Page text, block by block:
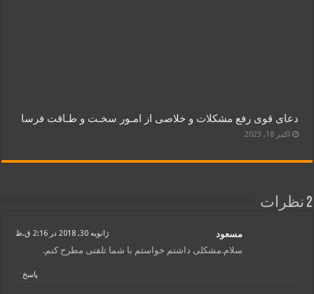
دعای قوی رفع مشکلات و خلاصی از امـور سخـت و طـاقت فرسا
اکتبر 18, 2023
2 نظرات
مسعود ژانویه 30, 2018 در 2:16 ق.ظ
سلام.مشکلی داشتم خواستم با شما تلفنی مطرح کنم.
پاسخ